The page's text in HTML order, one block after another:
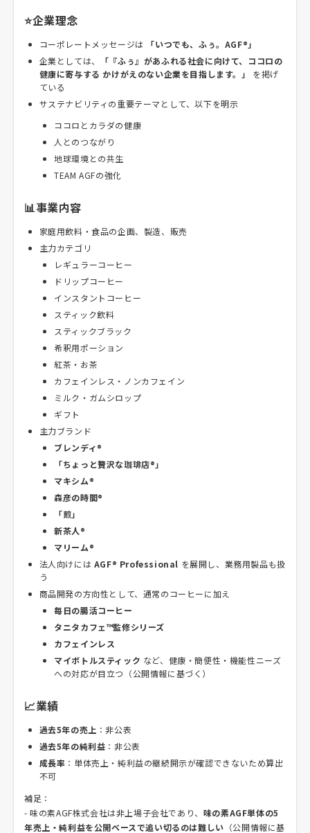
⭐企業理念
コーポレートメッセージは
「いつでも、ふぅ。AGF®」
企業としては、
「『ふぅ』があふれる社会に向けて、ココロの
健康に寄与する かけがえのない企業を目指します。」
を掲げ
ている
サステナビリティの重要テーマとして、以下を明示
ココロとカラダの健康
人とのつながり
地球環境との共生
TEAM AGFの強化
📊事業内容
家庭用飲料・食品の企画、製造、販売
主力カテゴリ
レギュラーコーヒー
ドリップコーヒー
インスタントコーヒー
スティック飲料
スティックブラック
希釈用ポーション
紅茶・お茶
カフェインレス・ノンカフェイン
ミルク・ガムシロップ
ギフト
主力ブランド
ブレンディ®
「ちょっと贅沢な珈琲店®」
マキシム®
森彦の時間®
「煎」
新茶人®
マリーム®
法人向けには AGF® Professional を展開し、業務用製品も扱
う
商品開発の方向性として、通常のコーヒーに加え
毎日の腸活コーヒー
タニタカフェ™監修シリーズ
カフェインレス
マイボトルスティック など、健康・簡便性・機能性ニーズ
への対応が目立つ（公開情報に基づく）
📈業績
過去5年の売上 ：非公表
過去5年の純利益 ：非公表
成長率 ：単体売上・純利益の継続開示が確認できないため算出
不可
補足：
- 味の素AGF株式会社は非上場子会社であり、 味の素AGF単体の5
年売上・純利益を公開ベースで追い切るのは難しい （公開情報に基